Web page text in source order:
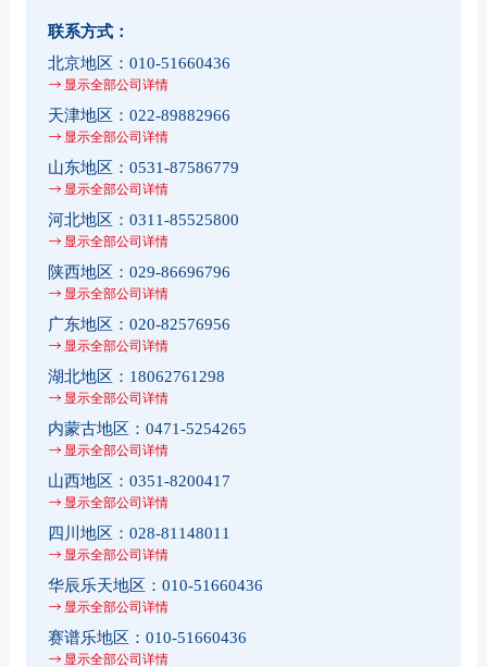
联系方式：
北京地区： 010-51660436
显示全部公司详情
天津地区： 022-89882966
显示全部公司详情
山东地区： 0531-87586779
显示全部公司详情
河北地区： 0311-85525800
显示全部公司详情
陕西地区： 029-86696796
显示全部公司详情
广东地区： 020-82576956
显示全部公司详情
湖北地区： 18062761298
显示全部公司详情
内蒙古地区： 0471-5254265
显示全部公司详情
山西地区： 0351-8200417
显示全部公司详情
四川地区： 028-81148011
显示全部公司详情
华辰乐天地区： 010-51660436
显示全部公司详情
赛谱乐地区： 010-51660436
显示全部公司详情